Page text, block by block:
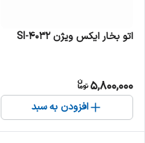
اتو بخار ایکس ویژن SI-4032
5,800,000
افزودن به سبد